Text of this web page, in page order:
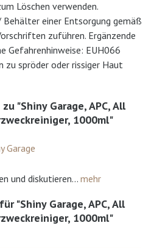
Löschen verwenden.
einer Entsorgung gemäß
zuführen. Ergänzende
Gefahrenhinweise: EUH066
spröder oder rissiger Haut
"Shiny Garage, APC, All
1000ml"
Garage
und diskutieren... mehr
"Shiny Garage, APC, All
1000ml"